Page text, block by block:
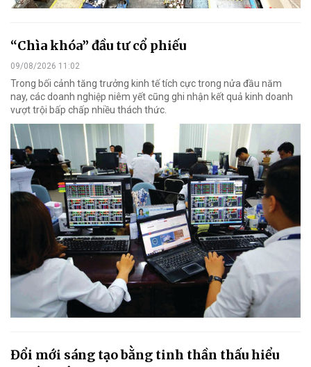
“Chìa khóa” đầu tư cổ phiếu
09/08/2026 11:02
Trong bối cảnh tăng trưởng kinh tế tích cực trong nửa đầu năm
nay, các doanh nghiệp niêm yết cũng ghi nhận kết quả kinh doanh
vượt trội bấp chấp nhiều thách thức.
Đổi mới sáng tạo bằng tinh thần thấu hiểu